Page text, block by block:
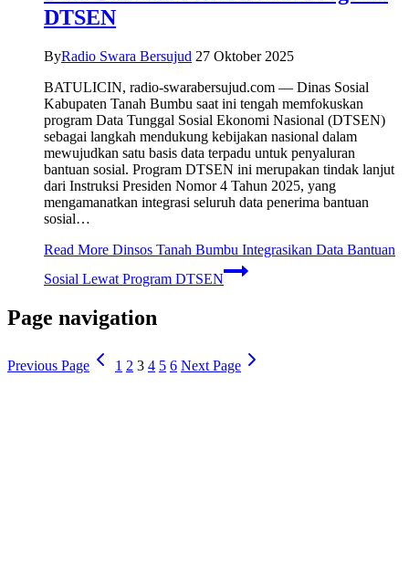
DTSEN
ByRadio Swara Bersujud 27 Oktober 2025
BATULICIN, radio-swarabersujud.com — Dinas Sosial
Kabupaten Tanah Bumbu saat ini tengah memfokuskan
program Data Tunggal Sosial Ekonomi Nasional (DTSEN)
sebagai langkah mendukung kebijakan nasional dalam
mewujudkan satu basis data terpadu untuk penyaluran
bantuan sosial. Program DTSEN ini merupakan tindak lanjut
dari Instruksi Presiden Nomor 4 Tahun 2025, yang
mengamanatkan integrasi seluruh data penerima bantuan
sosial…
Read More Dinsos Tanah Bumbu Integrasikan Data Bantuan
Sosial Lewat Program DTSEN
Page navigation
Previous Page 1 2 3 4 5 6 Next Page